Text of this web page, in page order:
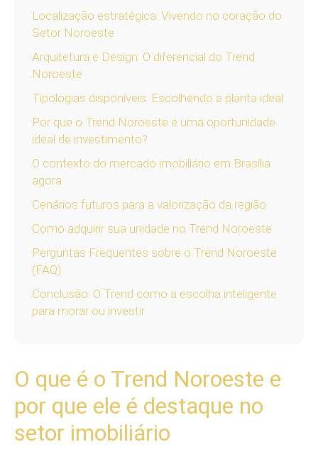
Localização estratégica: Vivendo no coração do
Setor Noroeste
Arquitetura e Design: O diferencial do Trend
Noroeste
Tipologias disponíveis: Escolhendo a planta ideal
Por que o Trend Noroeste é uma oportunidade
ideal de investimento?
O contexto do mercado imobiliário em Brasília
agora
Cenários futuros para a valorização da região
Como adquirir sua unidade no Trend Noroeste
Perguntas Frequentes sobre o Trend Noroeste
(FAQ)
Conclusão: O Trend como a escolha inteligente
para morar ou investir
O que é o Trend Noroeste e
por que ele é destaque no
setor imobiliário